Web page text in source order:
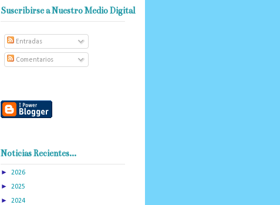
Suscribirse a Nuestro Medio Digital
Entradas
Comentarios
Noticias Recientes...
► 2026
► 2025
► 2024